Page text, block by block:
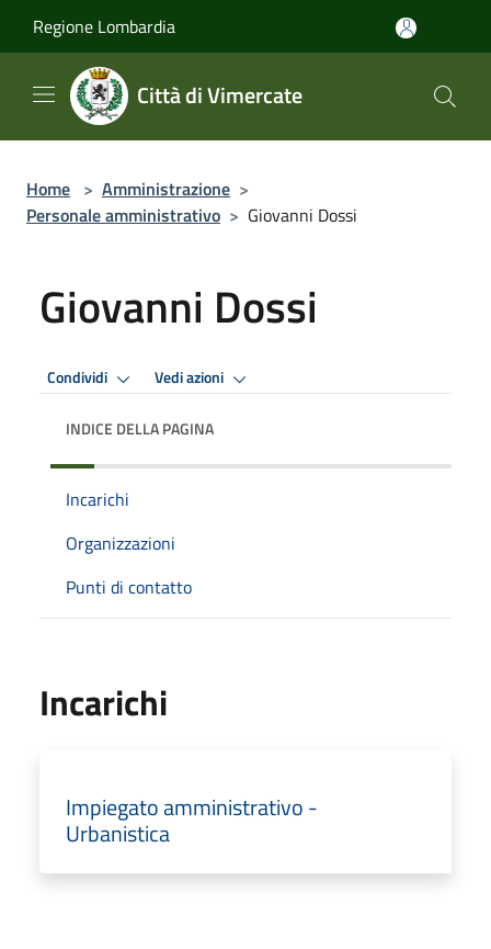
Regione Lombardia
Città di Vimercate
Home > Amministrazione >
Personale amministrativo > Giovanni Dossi
Giovanni Dossi
Condividi Vedi azioni
INDICE DELLA PAGINA
Incarichi
Organizzazioni
Punti di contatto
Incarichi
Impiegato amministrativo -
Urbanistica